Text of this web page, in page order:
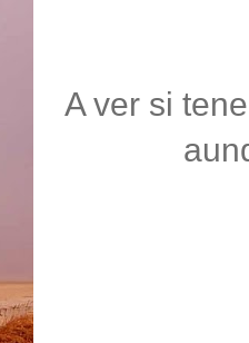
A ver si